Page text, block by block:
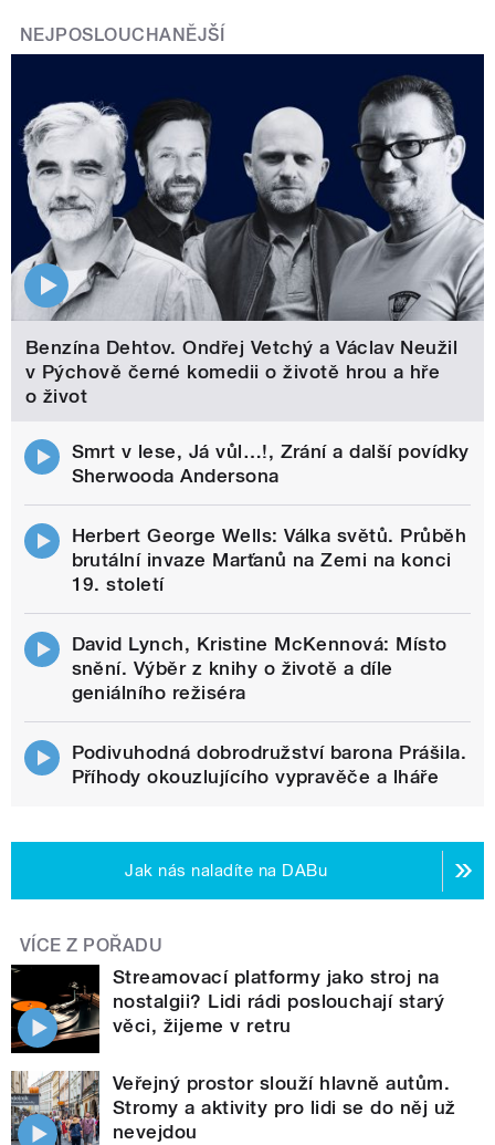
NEJPOSLOUCHANĚJŠÍ
Benzína Dehtov. Ondřej Vetchý a Václav Neužil
v Pýchově černé komedii o životě hrou a hře
o život
Smrt v lese, Já vůl…!, Zrání a další povídky
Sherwooda Andersona
Herbert George Wells: Válka světů. Průběh
brutální invaze Marťanů na Zemi na konci
19. století
David Lynch, Kristine McKennová: Místo
snění. Výběr z knihy o životě a díle
geniálního režiséra
Podivuhodná dobrodružství barona Prášila.
Příhody okouzlujícího vypravěče a lháře
Jak nás naladíte na DABu
VÍCE Z POŘADU
Streamovací platformy jako stroj na
nostalgii? Lidi rádi poslouchají starý
věci, žijeme v retru
Veřejný prostor slouží hlavně autům.
Stromy a aktivity pro lidi se do něj už
nevejdou